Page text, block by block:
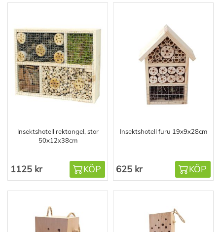
Insektshotell rektangel, stor
50x12x38cm
1125 kr KÖP
Insektshotell furu 19x9x28cm
625 kr KÖP